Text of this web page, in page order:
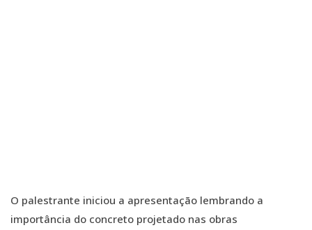
O palestrante iniciou a apresentação lembrando a
importância do concreto projetado nas obras